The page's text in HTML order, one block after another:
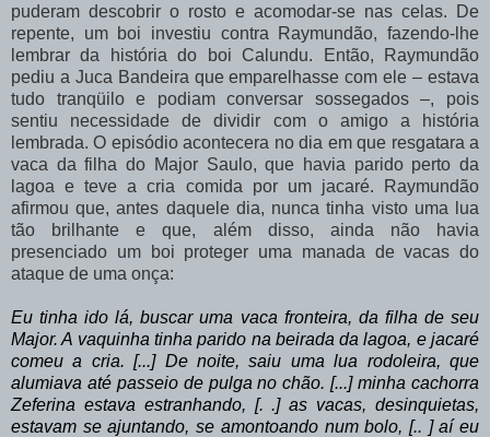
puderam descobrir o rosto e acomodar-se nas celas.
De
repente,
um boi investiu contra Raymundão, fazendo-lhe
lembrar da história do boi Calundu. Então,
Raymundão
pediu a Juca Bandeira que emparelhasse com ele – estava
tudo tranqüilo e podiam conversar sossegados –, pois
sentiu necessidade de dividir com o amigo a história
lembrada. O episódio acontecera no dia em que resgatara a
vaca da filha do Major Saulo, que havia parido perto da
lagoa e teve a cria comida por um jacaré. Raymundão
afirmou que, antes daquele dia, nunca tinha visto uma lua
tão
brilhante e que, além disso, ainda não
havia
presenciado um boi proteger uma manada de vacas do
ataque de uma onça:
Eu tinha ido lá, buscar uma vaca fronteira, da filha de seu
Major. A vaquinha tinha parido na beirada da lagoa, e jacaré
comeu a cria. [...] De noite, saiu uma lua rodoleira, que
alumiava até passeio de pulga no chão. [...] minha cachorra
Zeferina estava estranhando, [. .] as vacas, desinquietas,
estavam se ajuntando, se amontoando num bolo, [.. ] aí eu